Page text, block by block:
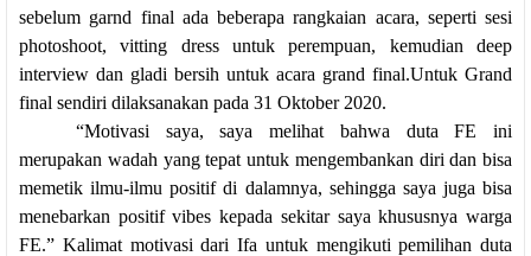
sebelum garnd final ada beberapa rangkaian acara, seperti sesi
photoshoot, vitting dress untuk perempuan, kemudian deep
interview dan gladi bersih untuk acara grand final.Untuk Grand
final sendiri dilaksanakan pada 31 Oktober 2020.
“Motivasi saya, saya melihat bahwa duta FE ini
merupakan wadah yang tepat untuk mengembankan diri dan bisa
memetik ilmu-ilmu positif di dalamnya, sehingga saya juga bisa
menebarkan positif vibes kepada sekitar saya khususnya warga
FE.” Kalimat motivasi dari Ifa untuk mengikuti pemilihan duta